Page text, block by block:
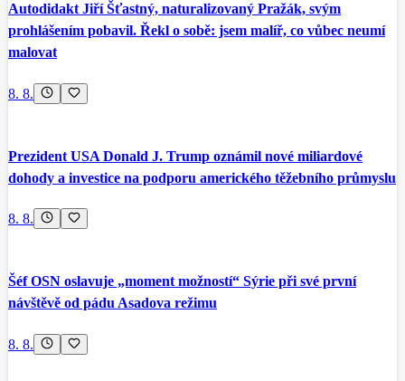
Autodidakt Jiří Šťastný, naturalizovaný Pražák, svým
prohlášením pobavil. Řekl o sobě: jsem malíř, co vůbec neumí
malovat
8. 8.
Prezident USA Donald J. Trump oznámil nové miliardové
dohody a investice na podporu amerického těžebního průmyslu
8. 8.
Šéf OSN oslavuje „moment možností“ Sýrie při své první
návštěvě od pádu Asadova režimu
8. 8.